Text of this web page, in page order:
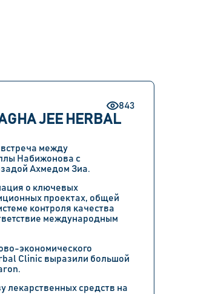
843
JEE HERBAL
встреча между
Набижонова с
Ахмедом Зиа.
о ключевых
проектах, общей
контроля качества
международным
экономического
Clinic выразили большой
лекарственных средств на